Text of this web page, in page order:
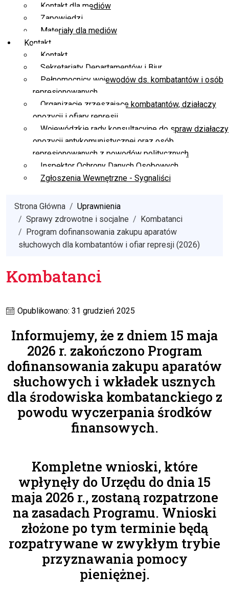
Kontakt dla mediów
Zapowiedzi
Materiały dla mediów
Kontakt
Kontakt
Sekretariaty Departamentów i Biur
Pełnomocnicy wojewodów ds. kombatantów i osób
represjonowanych
Organizacje zrzeszające kombatantów, działaczy
opozycji i ofiary represji
Wojewódzkie rady konsultacyjne do spraw działaczy
opozycji antykomunistycznej oraz osób
represjonowanych z powodów politycznych
Inspektor Ochrony Danych Osobowych
Zgłoszenia Wewnętrzne - Sygnaliści
Strona Główna
Uprawnienia
Sprawy zdrowotne i socjalne
Kombatanci
Program dofinansowania zakupu aparatów
słuchowych dla kombatantów i ofiar represji (2026)
Kombatanci
Opublikowano: 31 grudzień 2025
Informujemy, że z dniem 15 maja
2026 r. zakończono Program
dofinansowania zakupu aparatów
słuchowych i wkładek usznych
dla środowiska kombatanckiego z
powodu wyczerpania środków
finansowych.
Kompletne wnioski, które
wpłynęły do Urzędu do dnia 15
maja 2026 r., zostaną rozpatrzone
na zasadach Programu. Wnioski
złożone po tym terminie będą
rozpatrywane w zwykłym trybie
przyznawania pomocy
pieniężnej.